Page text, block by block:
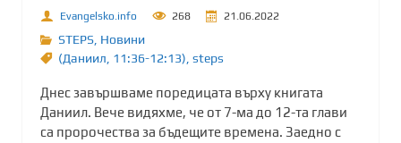
Evangelsko.info 268 21.06.2022
STEPS, Новини
(Даниил, 11:36-12:13), steps
Днес завършваме поредицата върху книгата
Даниил. Вече видяхме, че от 7-ма до 12-та глави
са пророчества за бъдещите времена. Заедно с